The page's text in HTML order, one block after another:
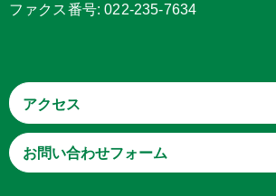
ファクス番号: 022-235-7634
アクセス